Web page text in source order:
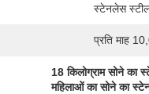
स्टेनलेस
प्रति माह
18 किलोग्राम सोने का
महिलाओं का सोने का